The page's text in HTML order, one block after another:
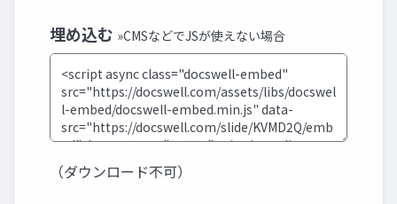
埋め込む »CMSなどでJSが使えない場合
（ダウンロード不可）